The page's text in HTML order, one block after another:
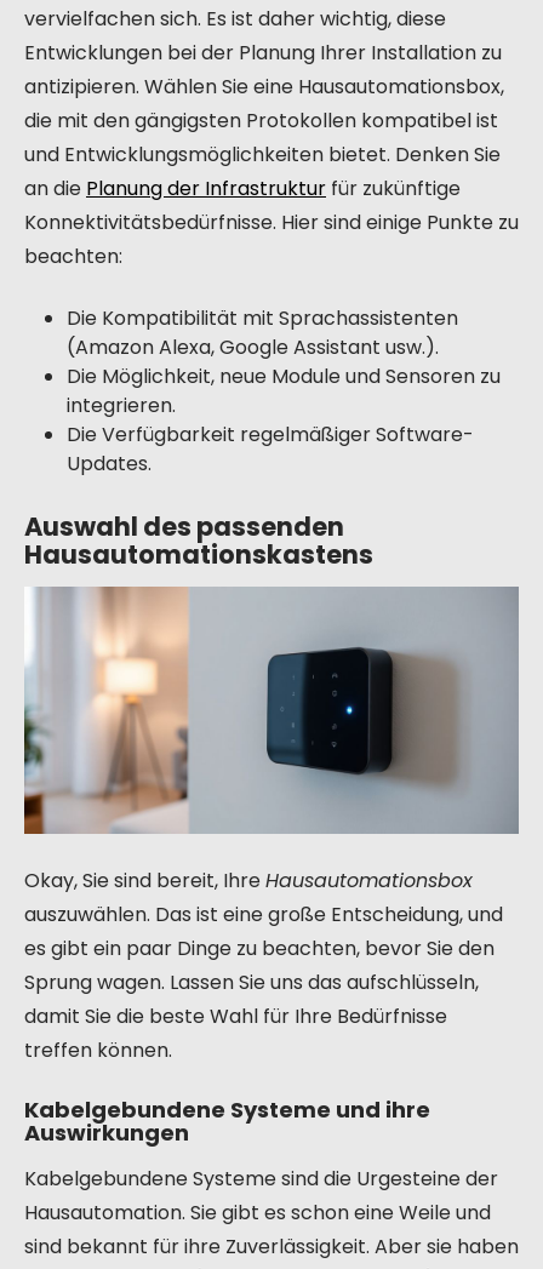
vervielfachen sich. Es ist daher wichtig, diese
Entwicklungen bei der Planung Ihrer Installation zu
antizipieren. Wählen Sie eine Hausautomationsbox,
die mit den gängigsten Protokollen kompatibel ist
und Entwicklungsmöglichkeiten bietet. Denken Sie
an die Planung der Infrastruktur für zukünftige
Konnektivitätsbedürfnisse. Hier sind einige Punkte zu
beachten:
Die Kompatibilität mit Sprachassistenten
(Amazon Alexa, Google Assistant usw.).
Die Möglichkeit, neue Module und Sensoren zu
integrieren.
Die Verfügbarkeit regelmäßiger Software-
Updates.
Auswahl des passenden
Hausautomationskastens
Okay, Sie sind bereit, IhreHausautomationsbox
auszuwählen. Das ist eine große Entscheidung, und
es gibt ein paar Dinge zu beachten, bevor Sie den
Sprung wagen. Lassen Sie uns das aufschlüsseln,
damit Sie die beste Wahl für Ihre Bedürfnisse
treffen können.
Kabelgebundene Systeme und ihre
Auswirkungen
Kabelgebundene Systeme sind die Urgesteine der
Hausautomation. Sie gibt es schon eine Weile und
sind bekannt für ihre Zuverlässigkeit. Aber sie haben